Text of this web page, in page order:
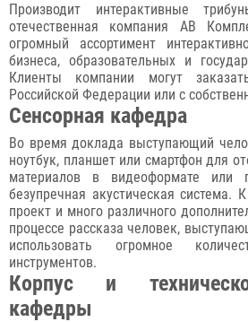
Производит интерактивные
отечественная компания АВ
огромный ассортимент
бизнеса, образовательных и
Клиенты компании могут
Российской Федерации или с
Сенсорная кафедра
Во время доклада выступающий
ноутбук, планшет или смартфон для
материалов в видеоформате или
безупречная акустическая система.
проект и много различного
процессе рассказа человек,
использовать огромное
инструментов.
Корпус и
кафедры